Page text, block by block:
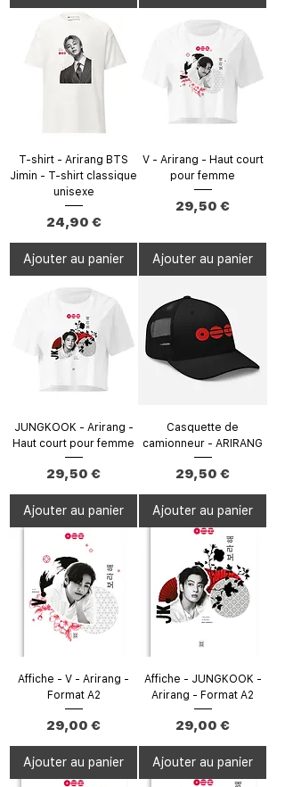
T-shirt - Arirang BTS
Jimin - T-shirt classique
unisexe
Prix
24,90 €
Ajouter au panier
V - Arirang - Haut court
pour femme
Prix
29,50 €
Ajouter au panier
JUNGKOOK - Arirang -
Haut court pour femme
Prix
29,50 €
Ajouter au panier
Casquette de
camionneur - ARIRANG
Prix
29,50 €
Ajouter au panier
Affiche - V - Arirang -
Format A2
Prix
29,00 €
Ajouter au panier
Affiche - JUNGKOOK -
Arirang - Format A2
Prix
29,00 €
Ajouter au panier